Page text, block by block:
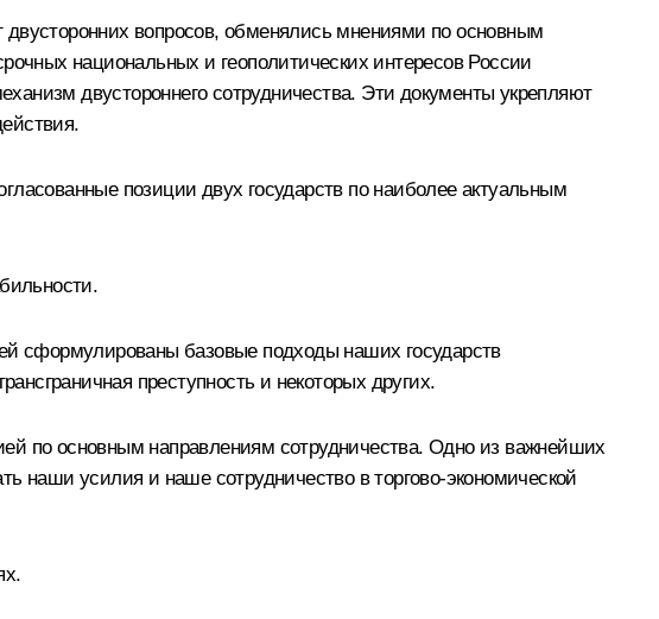
вопросов, обменялись мнениями по основным
национальных и геополитических интересов России
двустороннего сотрудничества. Эти документы укрепляют
позиции двух государств по наиболее актуальным
сформулированы базовые подходы наших государств
преступность и некоторых других.
по основным направлениям сотрудничества. Одно из важнейших
наши усилия и наше сотрудничество в торгово-экономической